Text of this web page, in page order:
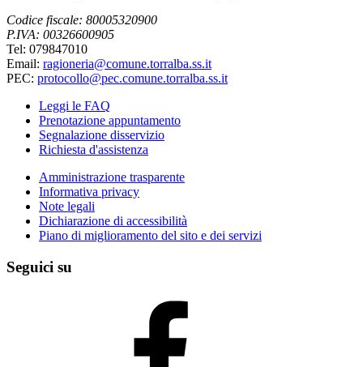
Codice fiscale: 80005320900
P.IVA: 00326600905
Tel: 079847010
Email: ragioneria@comune.torralba.ss.it
PEC: protocollo@pec.comune.torralba.ss.it
Leggi le FAQ
Prenotazione appuntamento
Segnalazione disservizio
Richiesta d'assistenza
Amministrazione trasparente
Informativa privacy
Note legali
Dichiarazione di accessibilità
Piano di miglioramento del sito e dei servizi
Seguici su